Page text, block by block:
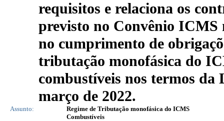
requisitos e relaciona os
previsto no Convênio ICMS
no cumprimento de
tributação monofásica do
combustíveis nos termos da
março de 2022.
Assunto:
Regime de Tributação monofásica do ICMS
Combustíveis